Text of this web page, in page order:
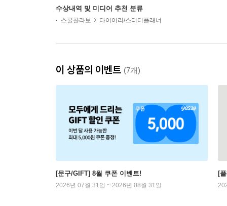
수상내역 및 미디어 추천 분류
스쿨콜라보 다이어리/스터디플래너
이 상품의 이벤트 (7개)
[문구/GIFT] 8월 쿠폰 이벤트!
2026년 07월 31일 ~ 2026년 08월 31일
[